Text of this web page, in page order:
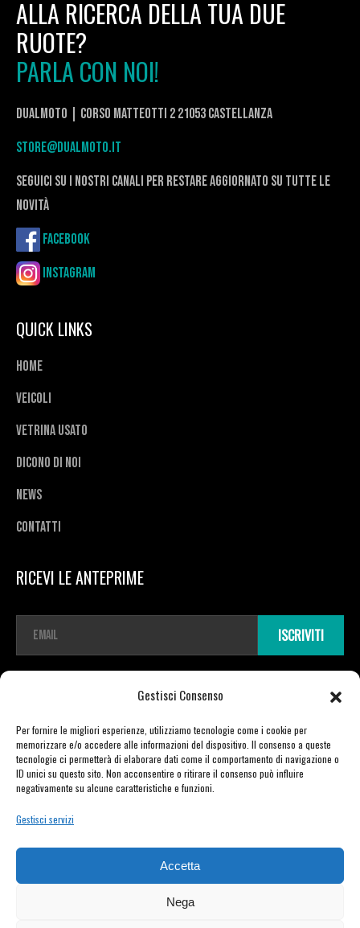
Gestisci Consenso
Per fornire le migliori esperienze, utilizziamo tecnologie come i cookie per
memorizzare e/o accedere alle informazioni del dispositivo. Il consenso a queste
tecnologie ci permetterà di elaborare dati come il comportamento di navigazione o
ID unici su questo sito. Non acconsentire o ritirare il consenso può influire
negativamente su alcune caratteristiche e funzioni.
Gestisci servizi
Accetta
Nega
ALLA RICERCA DELLA TUA DUE
RUOTE?
PARLA CON NOI!
DualMoto | corso Matteotti 2 21053 Castellanza
store@dualmoto.it
seguici su i nostri canali per restare aggiornato su tutte le
novità
Facebook
Instagram
QUICK LINKS
Home
Veicoli
Vetrina usato
Dicono di noi
News
Contatti
RICEVI LE ANTEPRIME
a
i
ISCRIVITI
Copyright © 2026 TDR E-mobility pro srl Unipersonale | Viale Vittorio Veneto
23 | 21020 Varano Borghi (VA) | P.IVA 03721730129 | powered by Moretti Alberto